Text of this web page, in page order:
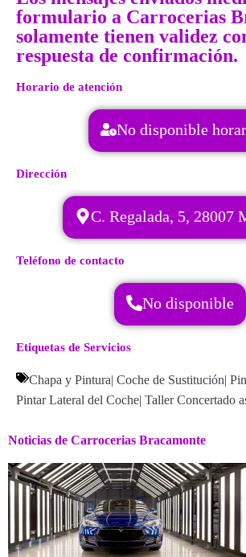
formulario a Carrocerias
solamente tienen validez
respuesta de confirmación.
Horario de atención
No disponible
Dirección
C. Regalada, 5, 28007
Teléfono de contacto
No disponible
Etiquetas de Servicios
Chapa y Pintura| Coche de Sustitución|
Pintar Lateral del Coche| Taller Concertado
Noticias de Carrocerias Bracamonte